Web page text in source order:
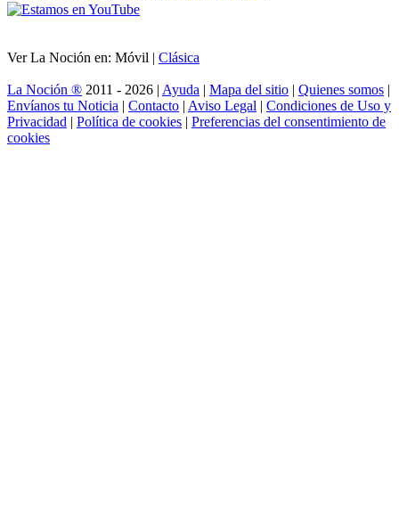
Ver La Noción en: Móvil | Clásica
La Noción ® 2011 - 2026 | Ayuda | Mapa del sitio | Quienes somos |
Envíanos tu Noticia | Contacto | Aviso Legal | Condiciones de Uso y
Privacidad | Política de cookies | Preferencias del consentimiento de
cookies